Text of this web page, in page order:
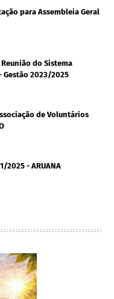
para Assembleia Geral
do Sistema
Gestão 2023/2025
de Voluntários
2025 - ARUANA